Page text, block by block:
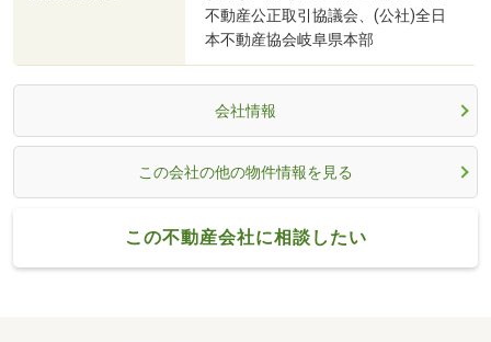
不動産公正取引協議会、(公社)全日
本不動産協会岐阜県本部
会社情報
この会社の他の物件情報を見る
この不動産会社に相談したい